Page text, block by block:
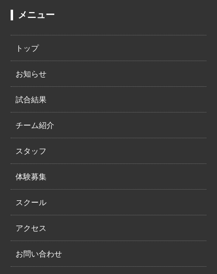
メニュー
トップ
お知らせ
試合結果
チーム紹介
スタッフ
体験募集
スクール
アクセス
お問い合わせ